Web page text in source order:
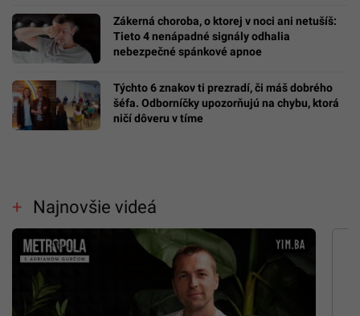
Zákerná choroba, o ktorej v noci ani netušíš:
Tieto 4 nenápadné signály odhalia
nebezpečné spánkové apnoe
Týchto 6 znakov ti prezradí, či máš dobrého
šéfa. Odborníčky upozorňujú na chybu, ktorá
ničí dôveru v tíme
Najnovšie videá